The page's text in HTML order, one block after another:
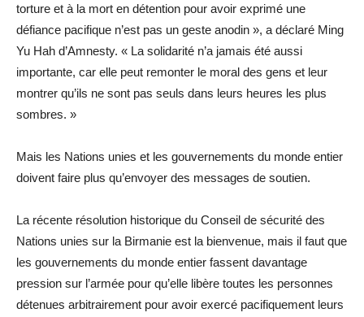
torture et à la mort en détention pour avoir exprimé une
défiance pacifique n’est pas un geste anodin », a déclaré Ming
Yu Hah d’Amnesty. « La solidarité n’a jamais été aussi
importante, car elle peut remonter le moral des gens et leur
montrer qu’ils ne sont pas seuls dans leurs heures les plus
sombres. »
Mais les Nations unies et les gouvernements du monde entier
doivent faire plus qu’envoyer des messages de soutien.
La récente résolution historique du Conseil de sécurité des
Nations unies sur la Birmanie est la bienvenue, mais il faut que
les gouvernements du monde entier fassent davantage
pression sur l’armée pour qu’elle libère toutes les personnes
détenues arbitrairement pour avoir exercé pacifiquement leurs